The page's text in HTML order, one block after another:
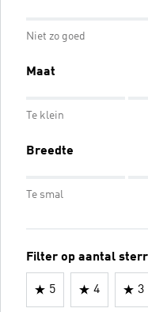
Niet zo goed
Maat
Te klein
Breedte
Te smal
Filter op aantal
5 4 3